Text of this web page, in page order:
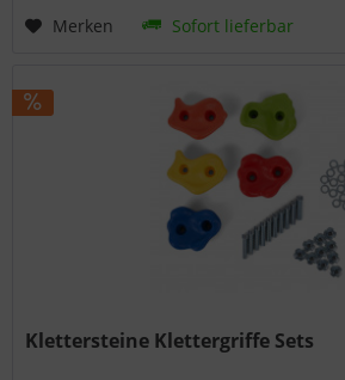
Merken Sofort lieferbar
Klettersteine Klettergriffe Sets